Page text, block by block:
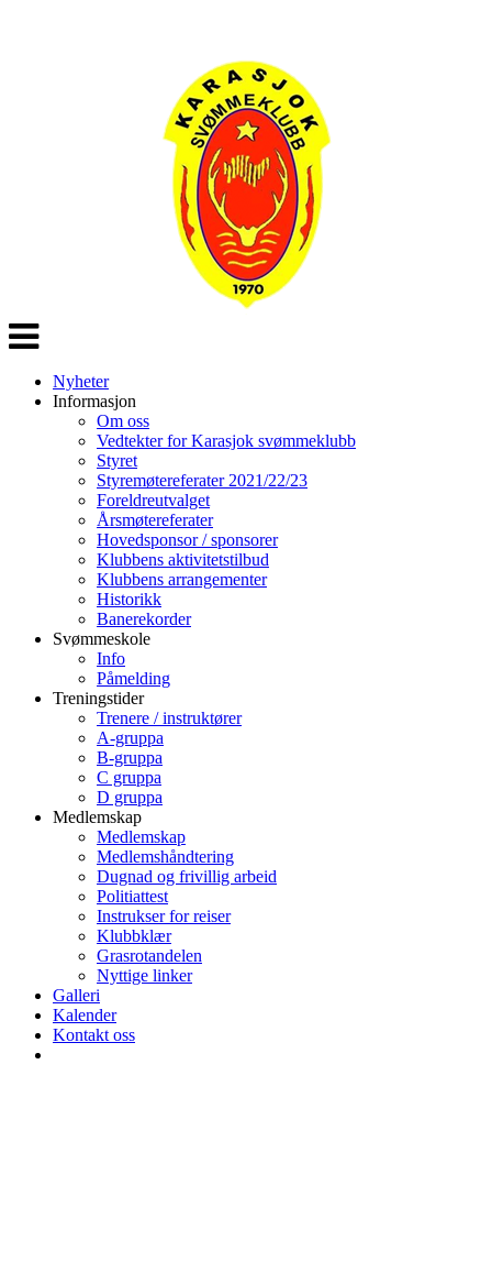
Veksle
navigasjon
Nyheter
Informasjon
Om oss
Vedtekter for Karasjok svømmeklubb
Styret
Styremøtereferater 2021/22/23
Foreldreutvalget
Årsmøtereferater
Hovedsponsor / sponsorer
Klubbens aktivitetstilbud
Klubbens arrangementer
Historikk
Banerekorder
Svømmeskole
Info
Påmelding
Treningstider
Trenere / instruktører
A-gruppa
B-gruppa
C gruppa
D gruppa
Medlemskap
Medlemskap
Medlemshåndtering
Dugnad og frivillig arbeid
Politiattest
Instrukser for reiser
Klubbklær
Grasrotandelen
Nyttige linker
Galleri
Kalender
Kontakt oss